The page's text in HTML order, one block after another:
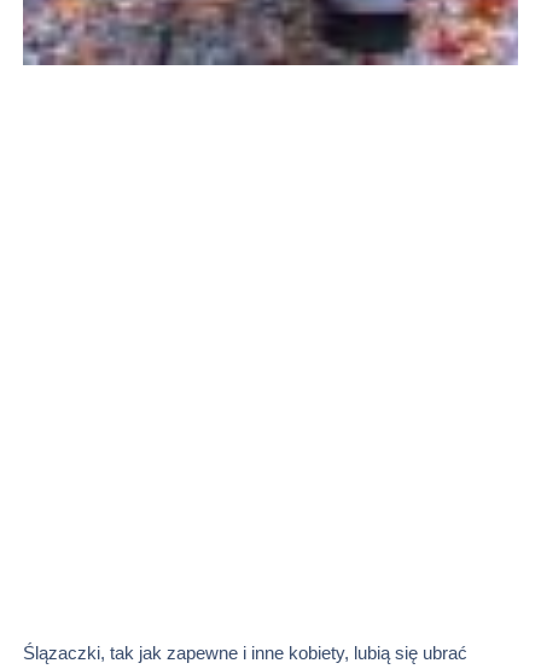
Ślązaczki, tak jak zapewne i inne kobiety, lubią się ubrać